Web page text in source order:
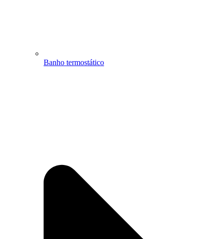
Banho termostático